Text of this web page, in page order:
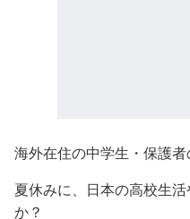
海外在住の中学生・保護
夏休みに、日本の高校生
か？